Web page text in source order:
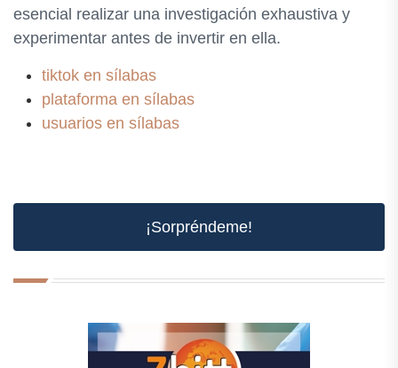
esencial realizar una investigación exhaustiva y
experimentar antes de invertir en ella.
tiktok en sílabas
plataforma en sílabas
usuarios en sílabas
¡Sorpréndeme!